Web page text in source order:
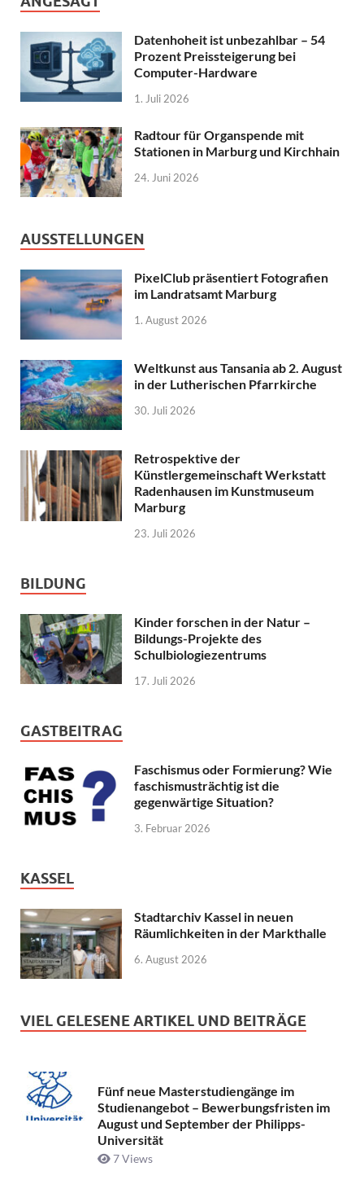
Datenhoheit ist unbezahlbar – 54
Prozent Preissteigerung bei
Computer-Hardware
1. Juli 2026
Radtour für Organspende mit
Stationen in Marburg und Kirchhain
24. Juni 2026
AUSSTELLUNGEN
PixelClub präsentiert Fotografien
im Landratsamt Marburg
1. August 2026
Weltkunst aus Tansania ab 2. August
in der Lutherischen Pfarrkirche
30. Juli 2026
Retrospektive der
Künstlergemeinschaft Werkstatt
Radenhausen im Kunstmuseum
Marburg
23. Juli 2026
BILDUNG
Kinder forschen in der Natur –
Bildungs-Projekte des
Schulbiologiezentrums
17. Juli 2026
GASTBEITRAG
Faschismus oder Formierung? Wie
faschismusträchtig ist die
gegenwärtige Situation?
3. Februar 2026
KASSEL
Stadtarchiv Kassel in neuen
Räumlichkeiten in der Markthalle
6. August 2026
VIEL GELESENE ARTIKEL UND BEITRÄGE
Fünf neue Masterstudiengänge im
Studienangebot – Bewerbungsfristen im
August und September der Philipps-
Universität
7 Views